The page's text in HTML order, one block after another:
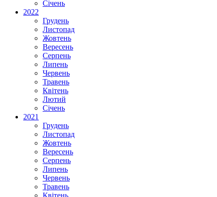
Січень
2022
Грудень
Листопад
Жовтень
Вересень
Серпень
Липень
Червень
Травень
Квітень
Лютий
Січень
2021
Грудень
Листопад
Жовтень
Вересень
Серпень
Липень
Червень
Травень
Квітень